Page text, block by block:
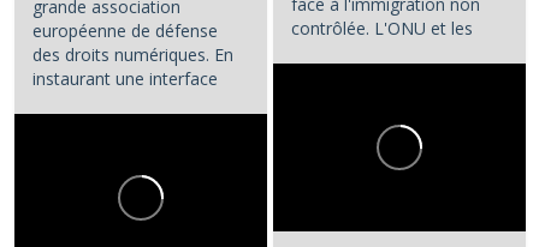
contrôlée. L'ONU et les
grande association
européenne de défense
des droits numériques. En
instaurant une interface